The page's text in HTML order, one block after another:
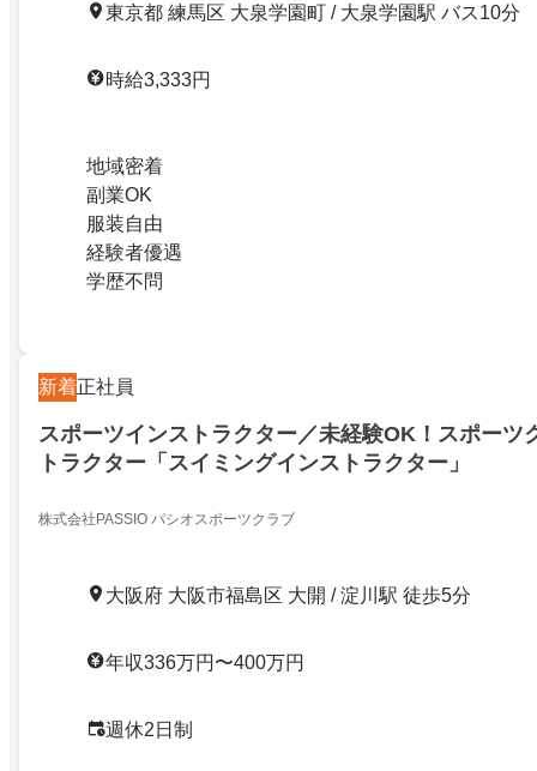
東京都 練馬区 大泉学園町 / 大泉学園駅 バス10分
時給3,333円
地域密着
副業OK
服装自由
経験者優遇
学歴不問
新着正社員
スポーツインストラクター／未経験OK！スポーツ
トラクター「スイミングインストラクター」
株式会社PASSIO パシオスポーツクラブ
大阪府 大阪市福島区 大開 / 淀川駅 徒歩5分
年収336万円〜400万円
週休2日制